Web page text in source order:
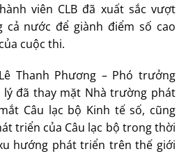
viên CLB đã xuất sắc vượt
nước để giành điểm số cao
cuộc thi.
Thanh Phương – Phó trưởng
lý đã thay mặt Nhà trường phát
Câu lạc bộ Kinh tế số, cũng
triển của Câu lạc bộ trong thời
hướng phát triển trên thế giới